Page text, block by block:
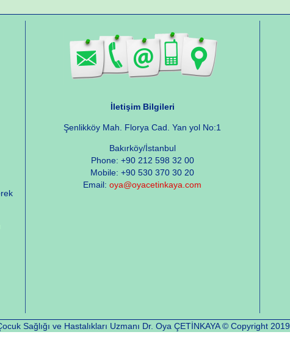
İletişim Bilgileri
Şenlikköy Mah. Florya Cad. Yan yol No:1
Bakırköy/İstanbul
Phone: +90 212 598 32 00
Mobile: +90 530 370 30 20
Email:oya@oyacetinkaya.com
Sağlığı ve Hastalıkları Uzmanı Dr. Oya ÇETİNKAYA © Copyright 2019